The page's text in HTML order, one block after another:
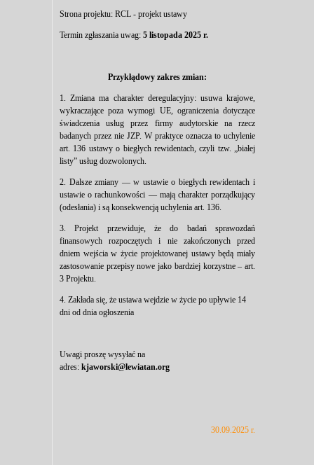
Strona projektu: RCL - projekt ustawy
Termin zgłaszania uwag: 5 listopada 2025 r.
Przykłądowy zakres zmian:
1. Zmiana ma charakter deregulacyjny: usuwa krajowe,
wykraczające poza wymogi UE, ograniczenia dotyczące
świadczenia usług przez firmy audytorskie na rzecz
badanych przez nie JZP. W praktyce oznacza to uchylenie
art. 136 ustawy o biegłych rewidentach, czyli tzw. „białej
listy” usług dozwolonych.
2. Dalsze zmiany — w ustawie o biegłych rewidentach i
ustawie o rachunkowości — mają charakter porządkujący
(odesłania) i są konsekwencją uchylenia art. 136.
3. Projekt przewiduje, że do badań sprawozdań
finansowych rozpoczętych i nie zakończonych przed
dniem wejścia w życie projektowanej ustawy będą miały
zastosowanie przepisy nowe jako bardziej korzystne – art.
3 Projektu.
4. Zakłada się, że ustawa wejdzie w życie po upływie 14
dni od dnia ogłoszenia
Uwagi proszę wysyłać na
adres: kjaworski@lewiatan.org
30.09.2025 r.